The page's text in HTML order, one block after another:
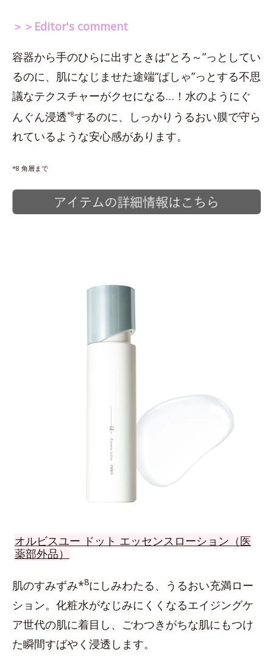
＞＞Editor's comment
容器から手のひらに出すときは“とろ～”っとしてい
るのに、肌になじませた途端“ぱしゃ”っとする不思
議なテクスチャーがクセになる…！水のようにぐ
んぐん浸透*8するのに、しっかりうるおい膜で守ら
れているような安心感があります。
*8 角層まで
オルビスユー ドット エッセンスローション（医
薬部外品）
肌のすみずみ*8にしみわたる、うるおい充満ロー
ション。化粧水がなじみにくくなるエイジングケ
ア世代の肌に着目し、ごわつきがちな肌にもつけ
た瞬間すばやく浸透します。